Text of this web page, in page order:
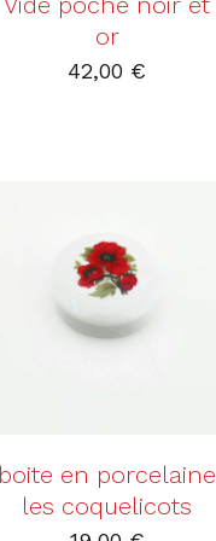
or
42,00 €
AJOUTER AU PANIER
/
DÉTAILS
boite en porcelaine
les coquelicots